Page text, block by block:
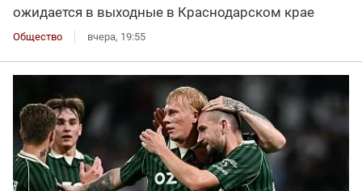
ожидается в выходные в Краснодарском крае
Общество вчера, 19:55